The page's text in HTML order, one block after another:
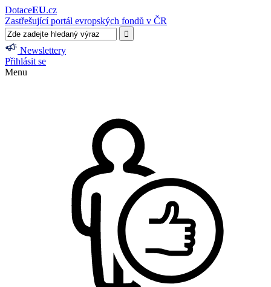
DotaceEU.cz
Zastřešující portál evropských fondů v ČR
Newslettery
Přihlásit se
Menu